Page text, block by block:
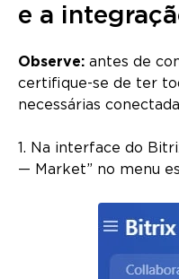
e a
Observe: antes de
certifique-se de ter
necessárias
1. Na interface do
— Market” no menu